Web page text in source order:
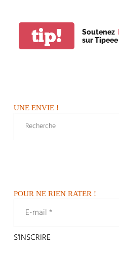
tip! Soutenez
sur Tipeee
UNE ENVIE !
POUR NE RIEN RATER !